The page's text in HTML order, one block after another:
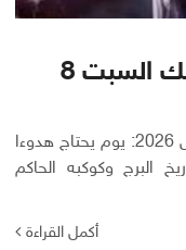
حظك اليوم برج القوس حظك السبت 8
برج القوس حظك اليوم السبت 8 أغسطس 2026: يوم يحتاج هدوءا
البرج وكوكبه الحاكم
أكمل القراءة